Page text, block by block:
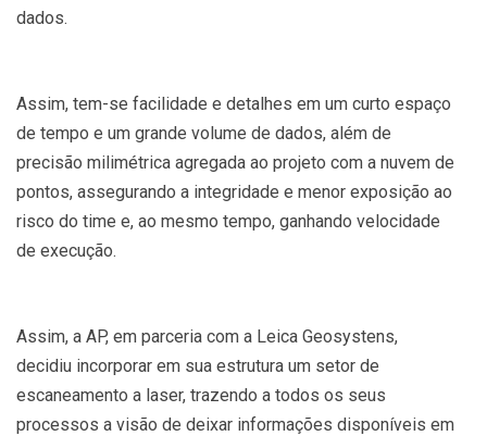
dados.
Assim, tem-se facilidade e detalhes em um curto espaço
de tempo e um grande volume de dados, além de
precisão milimétrica agregada ao projeto com a nuvem de
pontos, assegurando a integridade e menor exposição ao
risco do time e, ao mesmo tempo, ganhando velocidade
de execução.
Assim, a AP, em parceria com a Leica Geosystens,
decidiu incorporar em sua estrutura um setor de
escaneamento a laser, trazendo a todos os seus
processos a visão de deixar informações disponíveis em